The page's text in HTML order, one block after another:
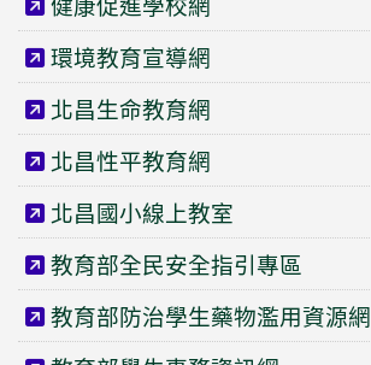
環境教育宣導網
北昌生命教育網
北昌性平教育網
北昌國小線上教室
教育部全民安全指引專區
教育部防治學生藥物濫用資源網